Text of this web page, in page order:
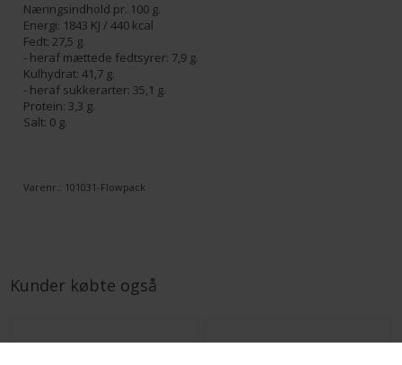
Næringsindhold pr. 100 g.
Energi: 1843 KJ / 440 kcal
Fedt: 27,5 g.
- heraf mættede fedtsyrer: 7,9 g.
Kulhydrat: 41,7 g.
- heraf sukkerarter: 35,1 g.
Protein: 3,3 g.
Salt: 0 g.
Varenr.: 101031-Flowpack
Kunder købte også